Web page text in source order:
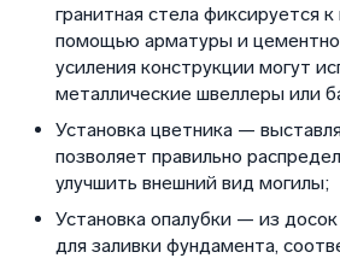
гранитная стела фиксируется
помощью арматуры и
усиления конструкции могут
металлические швеллеры или
Установка цветника —
позволяет правильно
улучшить внешний вид могилы;
Установка опалубки — из
для заливки фундамента,